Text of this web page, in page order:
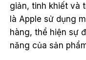
giản, tinh khiết và
là Apple sử dụng
hàng, thể hiện sự
năng của sản